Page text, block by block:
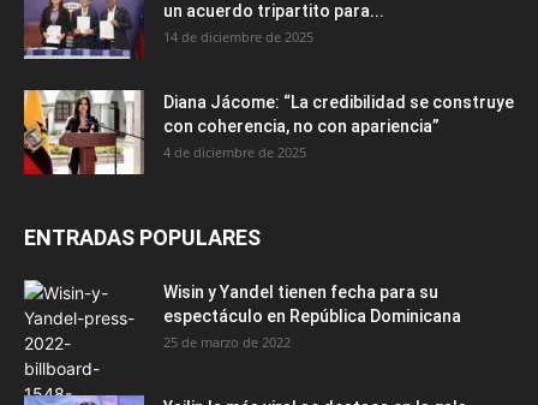
un acuerdo tripartito para...
14 de diciembre de 2025
Diana Jácome: “La credibilidad se construye
con coherencia, no con apariencia”
4 de diciembre de 2025
ENTRADAS POPULARES
Wisin y Yandel tienen fecha para su
espectáculo en República Dominicana
25 de marzo de 2022